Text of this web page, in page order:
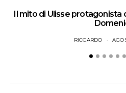
Il mito di Ulisse protagonista
RICCARDO